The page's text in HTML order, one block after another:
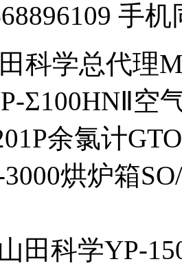
手机
科学总代理
Σ100HNⅡ空
余氯计
3000烘炉箱
田科学YP-